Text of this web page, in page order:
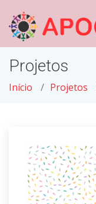
Projetos
Início Projetos